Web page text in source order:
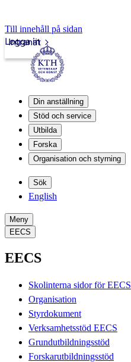
Till innehåll på sidan
Intranät
Logga in
Din anställning
Stöd och service
Utbilda
Forska
Organisation och styrning
Sök
English
Meny
EECS
EECS
Skolinterna sidor för EECS
Organisation
Styrdokument
Verksamhetsstöd EECS
Grundutbildningsstöd
Forskarutbildningsstöd